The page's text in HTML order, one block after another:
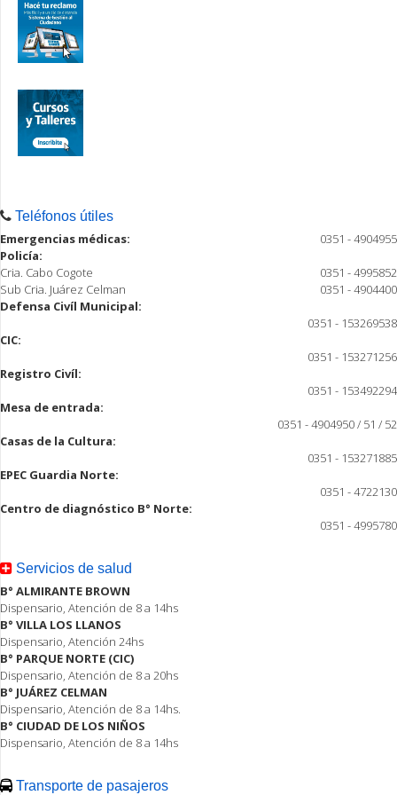
Teléfonos útiles
Emergencias médicas:
0351 - 4904955
Policía:
Cria. Cabo Cogote
0351 - 4995852
Sub Cria. Juárez Celman
0351 - 4904400
Defensa Civíl Municipal:
0351 - 153269538
CIC:
0351 - 153271256
Registro Civíl:
0351 - 153492294
Mesa de entrada:
0351 - 4904950 / 51 / 52
Casas de la Cultura:
0351 - 153271885
EPEC Guardia Norte:
0351 - 4722130
Centro de diagnóstico B° Norte:
0351 - 4995780
Servicios de salud
B° ALMIRANTE BROWN
Dispensario, Atención de 8 a 14hs
B° VILLA LOS LLANOS
Dispensario, Atención 24hs
B° PARQUE NORTE (CIC)
Dispensario, Atención de 8 a 20hs
B° JUÁREZ CELMAN
Dispensario, Atención de 8 a 14hs.
B° CIUDAD DE LOS NIÑOS
Dispensario, Atención de 8 a 14hs
Transporte de pasajeros